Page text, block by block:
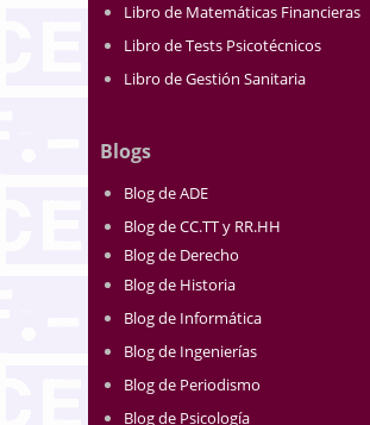
Libro de Matemáticas Financieras
Libro de Tests Psicotécnicos
Libro de Gestión Sanitaria
Blogs
Blog de ADE
Blog de CC.TT y RR.HH
Blog de Derecho
Blog de Historia
Blog de Informática
Blog de Ingenierías
Blog de Periodismo
Blog de Psicología